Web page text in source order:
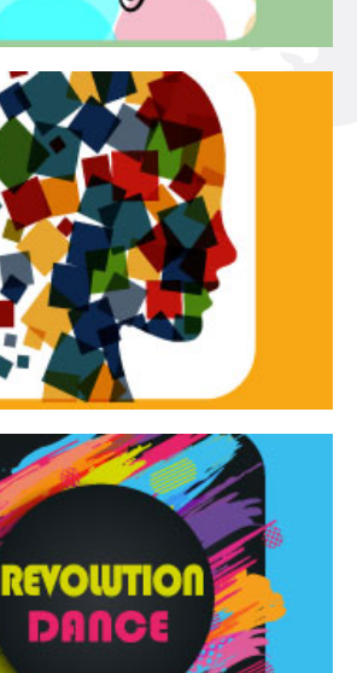
Tracce dinamiche
è una rassegna di teatro
e sperimentale.
Continua
Dance
danza contemporanea – I Edizione